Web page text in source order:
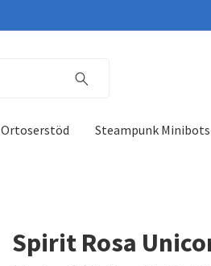
Ortoserstöd Steampunk Minibots
Spirit Rosa